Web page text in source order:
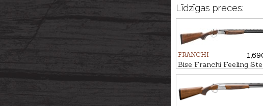
Līdzīgas preces:
FRANCHI
Bise Franchi Feeling
12/76, 76cm